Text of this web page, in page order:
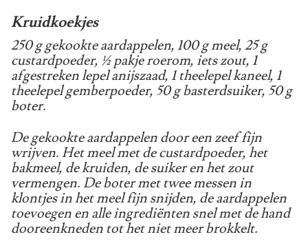
Kruidkoekjes
250 g gekookte aardappelen, 100 g meel, 25 g
custardpoeder, ½ pakje roerom, iets zout, 1
afgestreken lepel anijszaad, 1 theelepel kaneel, 1
theelepel gemberpoeder, 50 g basterdsuiker, 50 g
boter.
De gekookte aardappelen door een zeef fijn
wrijven. Het meel met de custardpoeder, het
bakmeel, de kruiden, de suiker en het zout
vermengen. De boter met twee messen in
klontjes in het meel fijn snijden, de aardappelen
toevoegen en alle ingrediënten snel met de hand
dooreenkneden tot het niet meer brokkelt.